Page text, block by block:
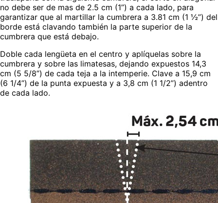
no debe ser de mas de 2.5 cm (1”) a cada lado, para
garantizar que al martillar la cumbrera a 3.81 cm (1 ½”) del
borde está clavando también la parte superior de la
cumbrera que está debajo.
Doble cada lengüeta en el centro y aplíquelas sobre la
cumbrera y sobre las limatesas, dejando expuestos 14,3
cm (5 5/8”) de cada teja a la intemperie. Clave a 15,9 cm
(6 1/4”) de la punta expuesta y a 3,8 cm (1 1/2”) adentro
de cada lado.